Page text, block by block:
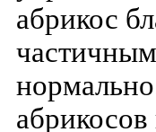
абрикос